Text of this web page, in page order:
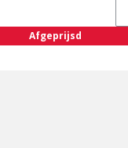
Afgeprijsd